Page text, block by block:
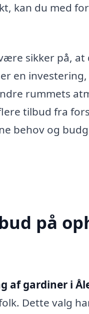
kan du med
sikker på,
en
rummets
tilbud fra
behov og
på
af gardiner i
Dette valg